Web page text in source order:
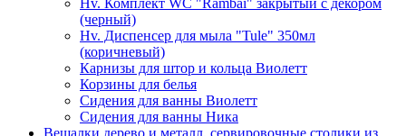
Hv. Комплект WC "Rambai" закрытый с декором
(черный)
Hv. Диспенсер для мыла "Tule" 350мл
(коричневый)
Карнизы для штор и кольца Виолетт
Корзины для белья
Сидения для ванны Виолетт
Сидения для ванны Ника
Вешалки дерево и металл, сервировочные столики из